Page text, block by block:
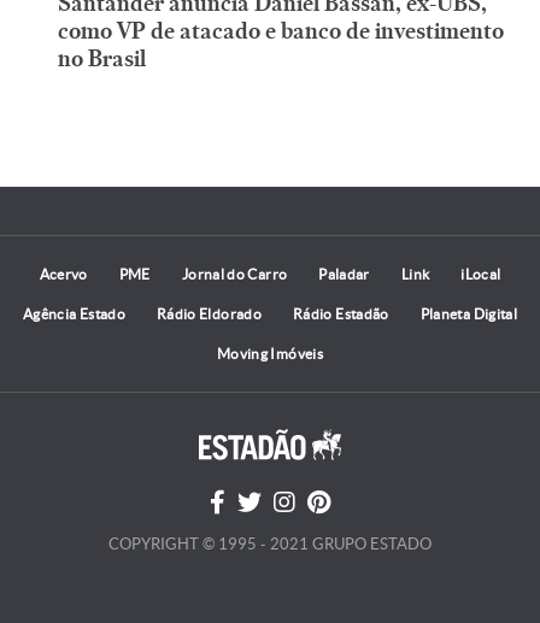
como VP de atacado e banco de investimento
no Brasil
Acervo PME Jornal do Carro Paladar Link iLocal
Agência Estado Rádio Eldorado Rádio Estadão Planeta Digital
Moving Imóveis
COPYRIGHT © 1995 - 2021 GRUPO ESTADO